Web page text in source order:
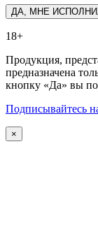
ДА, МНЕ
18+
Продукция,
предназначена
кнопку «Да» вы
Подписывайтесь
×